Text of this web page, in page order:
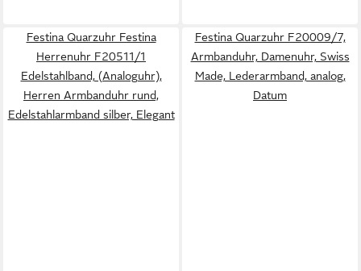
Festina Quarzuhr Festina
Herrenuhr F20511/1
Edelstahlband, (Analoguhr),
Herren Armbanduhr rund,
Edelstahlarmband silber, Elegant
Festina Quarzuhr F20009/7,
Armbanduhr, Damenuhr, Swiss
Made, Lederarmband, analog,
Datum